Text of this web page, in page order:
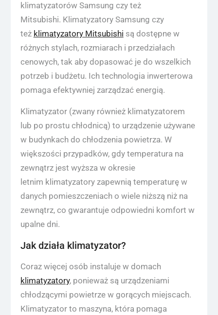
klimatyzatorów Samsung czy też
Mitsubishi. Klimatyzatory Samsung czy
też klimatyzatory Mitsubishi są dostępne w
różnych stylach, rozmiarach i przedziałach
cenowych, tak aby dopasować je do wszelkich
potrzeb i budżetu. Ich technologia inwerterowa
pomaga efektywniej zarządzać energią.
Klimatyzator (zwany również klimatyzatorem
lub po prostu chłodnicą) to urządzenie używane
w budynkach do chłodzenia powietrza. W
większości przypadków, gdy temperatura na
zewnątrz jest wyższa w okresie
letnim klimatyzatory zapewnią temperaturę w
danych pomieszczeniach o wiele niższą niż na
zewnątrz, co gwarantuje odpowiedni komfort w
upalne dni.
Jak działa klimatyzator?
Coraz więcej osób instaluje w domach
klimatyzatory, ponieważ są urządzeniami
chłodzącymi powietrze w gorących miejscach.
Klimatyzator to maszyna, która pomaga